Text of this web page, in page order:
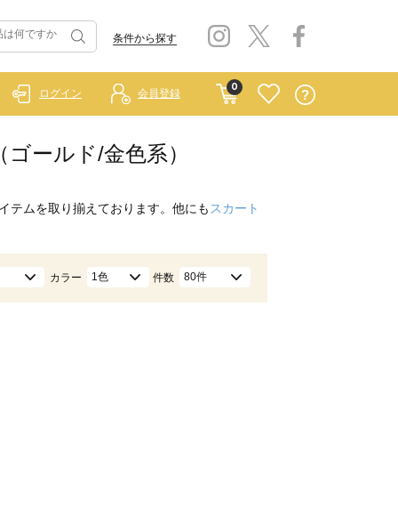
条件から探す
0
ログイン 会員登録
ールド/金色系）
テムを取り揃えております。他にも スカート
カラー 1色 件数 80件